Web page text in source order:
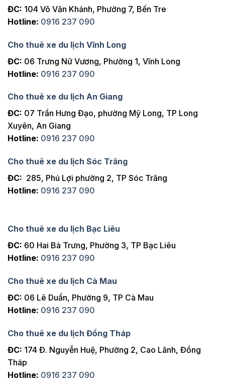
ĐC: 104 Võ Văn Khánh, Phường 7, Bến Tre
Hotline: 0916 237 090
Cho thuê xe du lịch Vĩnh Long
ĐC: 06 Trưng Nữ Vương, Phường 1, Vĩnh Long
Hotline: 0916 237 090
Cho thuê xe du lịch An Giang
ĐC: 07 Trần Hưng Đạo, phường Mỹ Long, TP Long
Xuyên, An Giang
Hotline: 0916 237 090
Cho thuê xe du lịch Sóc Trăng
ĐC: 285, Phú Lợi phường 2, TP Sóc Trăng
Hotline: 0916 237 090
Cho thuê xe du lịch Bạc Liêu
ĐC: 60 Hai Bà Trưng, Phường 3, TP Bạc Liêu
Hotline: 0916 237 090
Cho thuê xe du lịch Cà Mau
ĐC: 06 Lê Duẩn, Phường 9, TP Cà Mau
Hotline: 0916 237 090
Cho thuê xe du lịch Đồng Tháp
ĐC: 174 Đ. Nguyễn Huệ, Phường 2, Cao Lãnh, Đồng
Tháp
Hotline: 0916 237 090